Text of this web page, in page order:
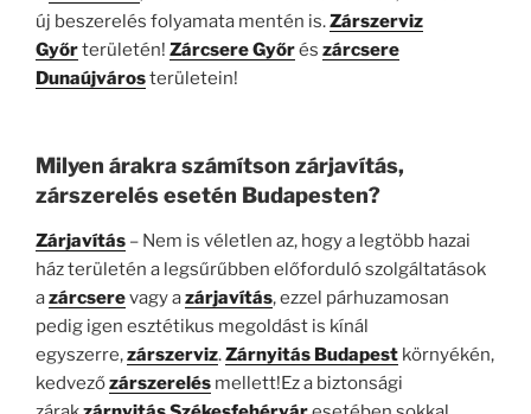
új beszerelés folyamata mentén is.Zárszerviz
Győrterületén! Zárcsere Győrés zárcsere
Dunaújvárosterületein!
Milyen árakra számítson zárjavítás,
zárszerelés esetén Budapesten?
Zárjavítás – Nem is véletlen az, hogy a legtöbb hazai
ház területén a legsűrűbben előforduló szolgáltatások
azárcserevagy azárjavítás, ezzel párhuzamosan
pedig igen esztétikus megoldást is kínál
egyszerre,zárszerviz.Zárnyitás Budapest környékén,
kedvezőzárszerelés mellett!Ez a biztonsági